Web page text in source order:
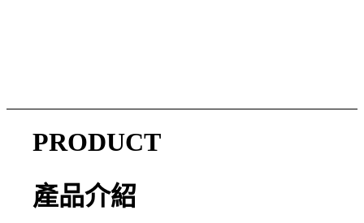
PRODUCT
產品介紹